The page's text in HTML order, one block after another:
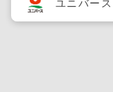
ユニバース